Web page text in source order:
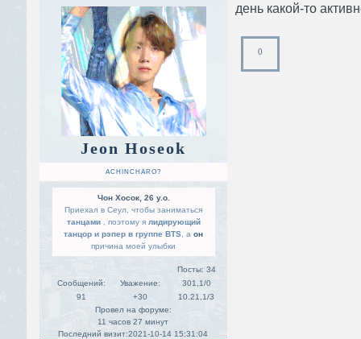
Jeon Hoseok
ACHINCHARO?
Чон Хосок, 26 y.o.
Приехал в Сеул, чтобы заниматься
танцами
, поэтому я лидирующий
танцор и рэпер в группе BTS , а он
причина моей улыбки
Сообщений:
91
Уважение:
+30
Посты: 34
301,1/0
10.21,1/3
Провел на форуме:
11 часов 27 минут
Последний визит:2021-10-14 15:31:04
день какой-то
0